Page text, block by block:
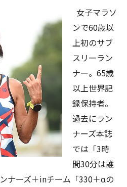
女子マラソ
ンで60歳以
上初のサブ
スリーラン
ナー。65歳
以上世界記
録保持者。
過去にラン
ナーズ本誌
では「3時
間30分は誰
ナーズ＋inチーム「330＋αの